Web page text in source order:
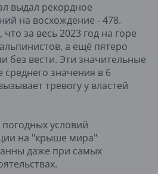
выдал рекордное
на восхождение - 478.
за весь 2023 год на горе
а ещё пятеро
без вести. Эти значительные
значения в 6
тревогу у властей
условий
на "крыше мира"
даже при самых